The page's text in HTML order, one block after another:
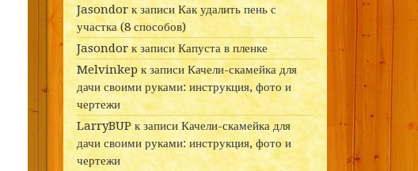
Jasondorк записиКак удалить пень с
участка (8 способов)
Jasondorк записи Капуста в пленке
Melvinkepк записи Качели-скамейка для
дачи своими руками: инструкция, фото и
чертежи
LarryBUP к записи Качели-скамейка для
дачи своими руками: инструкция, фото и
чертежи